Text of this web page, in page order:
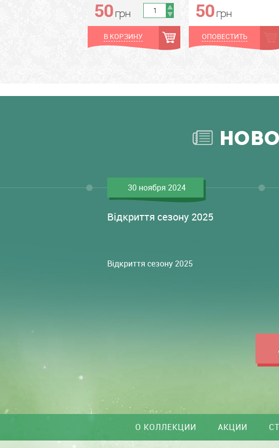
грн
50грн
В КОРЗИНУ
грн
50грн
ОПОВЕСТИТЬ
30 ноября 2024
Відкриття сезону 2025
Відкриття сезону 2025
О КОЛЛЕКЦИИ АКЦИИ